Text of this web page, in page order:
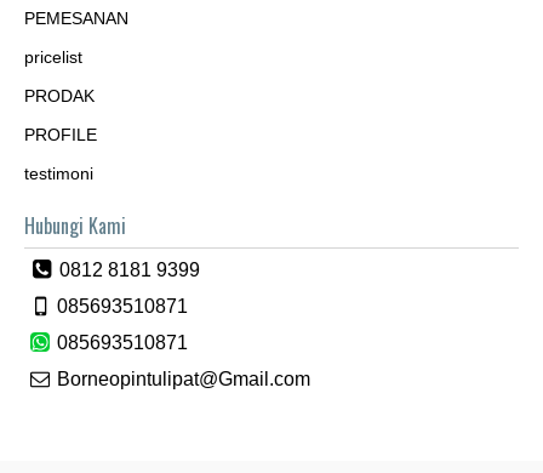
PEMESANAN
pricelist
PRODAK
PROFILE
testimoni
Hubungi Kami
0812 8181 9399
085693510871
085693510871
Borneopintulipat@Gmail.com